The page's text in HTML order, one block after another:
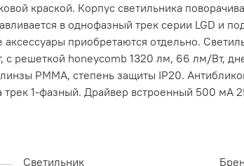
краской. Корпус светильника
в однофазный трек серии LGD и
приобретаются отдельно.
решеткой honeycomb 1320 лм, 66 лм/Вт,
PMMA, степень защиты IP20.
1-фазный. Драйвер встроенный 500 мА
Светильник